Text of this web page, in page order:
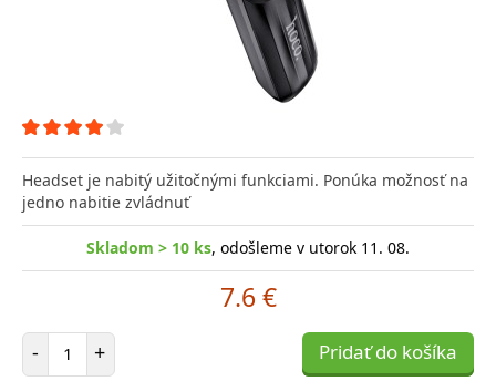
Headset je nabitý užitočnými funkciami. Ponúka možnosť na
jedno nabitie zvládnuť
Skladom > 10 ks, odošleme v utorok 11. 08.
7.6 €
- Počet položiek
+ Pridať do košíka